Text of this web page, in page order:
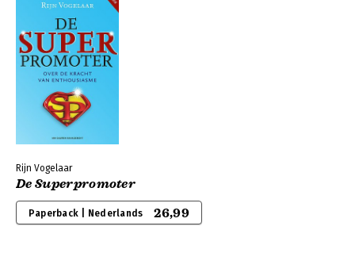
Rijn Vogelaar
De Superpromoter
Paperback | Nederlands 26,99